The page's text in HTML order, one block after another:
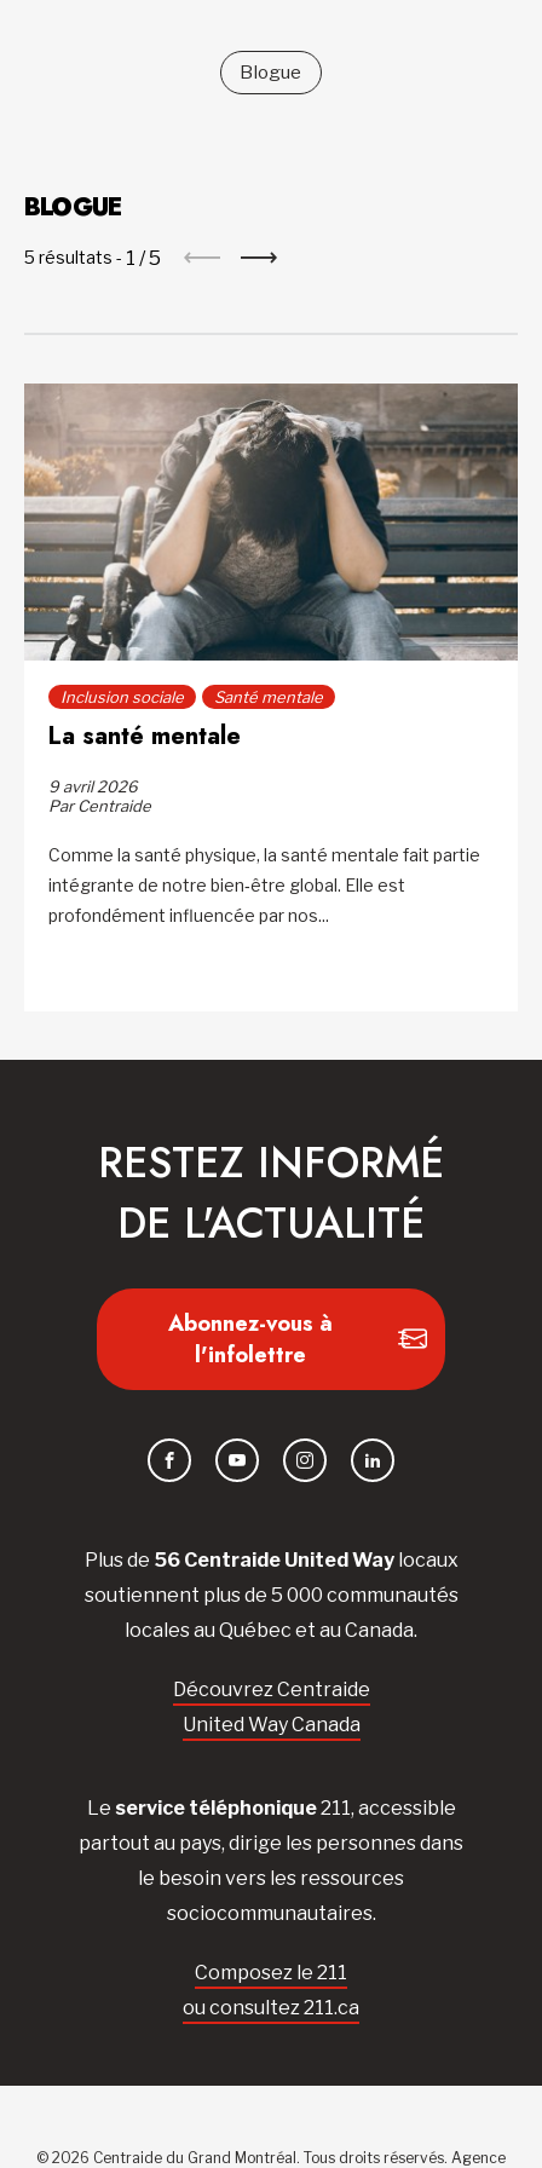
Blogue
BLOGUE
5 résultats - 1 /5
Inclusion sociale Santé mentale
La santé mentale
9 avril 2026
Par Centraide
Comme la santé physique, la santé mentale fait partie
intégrante de notre bien‑être global. Elle est
profondément influencée par nos...
Plus de 56 Centraide United Waylocaux
soutiennent plus de 5 000 communautés
locales au Québec et au Canada.
Découvrez Centraide
United Way Canada
Le service téléphonique211, accessible
partout au pays, dirige les personnes dans
le besoin vers les ressources
sociocommunautaires.
Composez le 211
ou consultez 211.ca
RESTEZ INFORMÉ
DE L'ACTUALITÉ
Abonnez-vous à
l'infolettre
FacebookYouTubeInstagramLinkedIn
© 2026 Centraide du Grand Montréal. Tous droits réservés. Agence